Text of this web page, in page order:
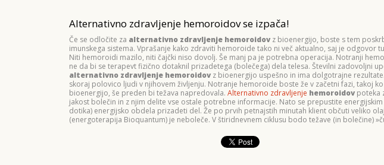
Alternativno zdravljenje hemoroidov se izpača!
Če se odločite za alternativno zdravljenje hemoroidov z bioenergijo, boste s tem
imunskega sistema. Vprašanje kako zdraviti hemoroide tako ni več aktualno, saj je odgovor
Niti hemoroidi mazilo, niti čajčki niso dovolj. Še manj pa je potrebna operacija. Notranji
ne da bi se terapevt fizično dotaknil prizadetega (bolečega) dela telesa. Številni zadovoljni
alternativno zdravljenje hemoroidov z bioenergijo uspešno in ima dolgotrajne
skoraj polovico ljudi v njihovem življenju. Notranje hemoroide boste že v začetni fazi, takoj
bioenergijo, še preden bi težava napredovala. Alternativno zdravljenje hemoroidov poteka
jakost bolečin in z njim delite vse ostale potrebne informacije. Nato se prepustite
dotika) energijsko obdela prizadeti del. Že po prvih petnajstih minutah klient občuti veliko
(energoterapija Bioquantum) je neboleče. V štiridnevnem ciklusu bodo težave (in bolečine)